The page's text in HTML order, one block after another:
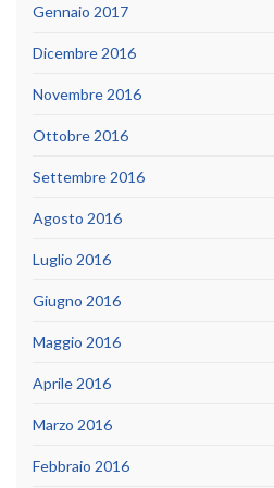
Gennaio 2017
Dicembre 2016
Novembre 2016
Ottobre 2016
Settembre 2016
Agosto 2016
Luglio 2016
Giugno 2016
Maggio 2016
Aprile 2016
Marzo 2016
Febbraio 2016